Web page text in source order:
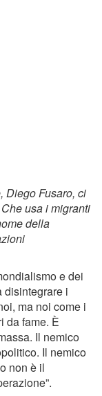
Diego Fusaro, ci
usa i migranti
della
e dei
disintegrare i
ma noi come i
da fame. È
Il nemico
Il nemico
non è il